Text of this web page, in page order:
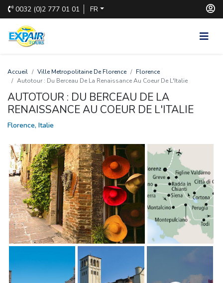
0032 (0)2 777 01 01 FR
Accueil Ville Metropolitaine De Florence
Florence
Autotour : Du Berceau De La Renaissance Au Coeur De L'Italie
AUTOTOUR : DU BERCEAU DE LA
RENAISSANCE AU COEUR DE L'ITALIE
Florence, Italie